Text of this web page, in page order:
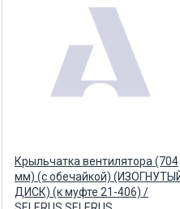
Крыльчатка вентилятора (704
мм) (с обечайкой)
ДИСК) (к муфте 21-406) /